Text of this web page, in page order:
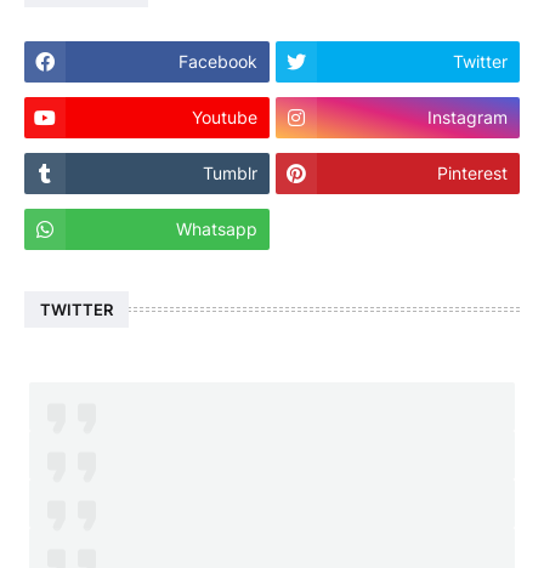
Facebook Twitter
Youtube Instagram
Tumblr Pinterest
Whatsapp
TWITTER